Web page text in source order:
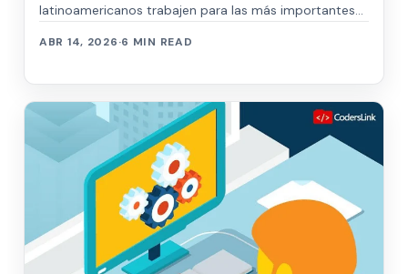
latinoamericanos trabajen para las más importantes
ABR 14, 2026·6 MIN READ